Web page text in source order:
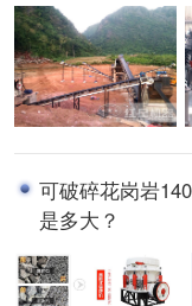
可破碎花岗岩
是多大？